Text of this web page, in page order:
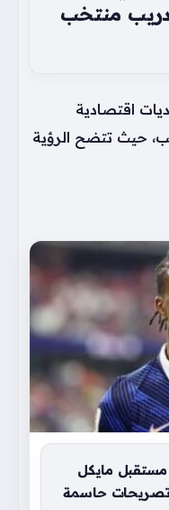
منتخب
اقتصادية
حيث تتضح الرؤية
مستقبل مايكل
تصريحات حاسمة